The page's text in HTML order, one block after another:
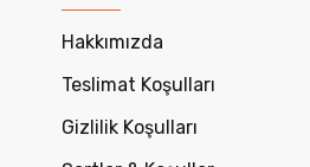
Hakkımızda
Teslimat Koşulları
Gizlilik Koşulları